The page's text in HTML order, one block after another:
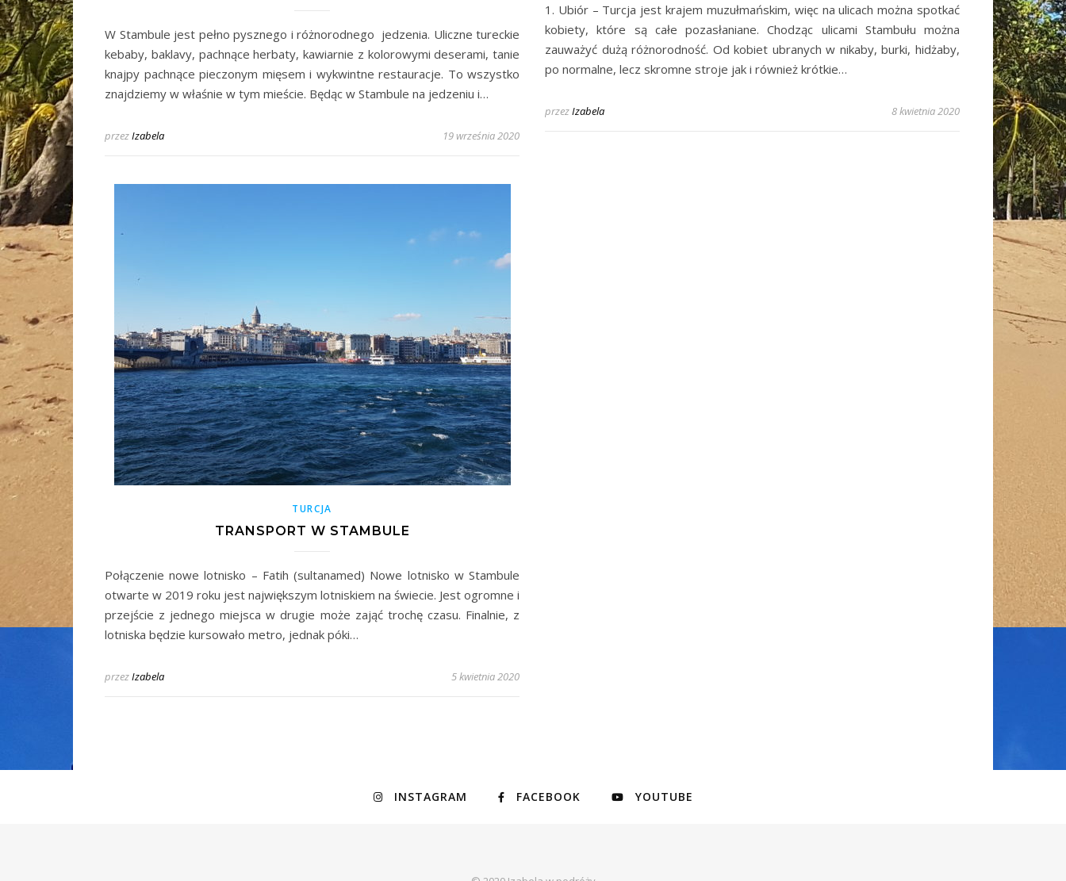
W Stambule jest pełno pysznego i różnorodnego jedzenia. Uliczne tureckie
kebaby, baklavy, pachnące herbaty, kawiarnie z kolorowymi deserami, tanie
knajpy pachnące pieczonym mięsem i wykwintne restauracje. To wszystko
znajdziemy w właśnie w tym mieście. Będąc w Stambule na jedzeniu i…
przezIzabela 19 września 2020
1. Ubiór – Turcja jest krajem muzułmańskim, więc na ulicach można spotkać
kobiety, które są całe pozasłaniane. Chodząc ulicami Stambułu można
zauważyć dużą różnorodność. Od kobiet ubranych w nikaby, burki, hidżaby,
po normalne, lecz skromne stroje jak i również krótkie…
przezIzabela 8 kwietnia 2020
TURCJA
TRANSPORT W STAMBULE
Połączenie nowe lotnisko – Fatih (sultanamed) Nowe lotnisko w Stambule
otwarte w 2019 roku jest największym lotniskiem na świecie. Jest ogromne i
przejście z jednego miejsca w drugie może zająć trochę czasu. Finalnie, z
lotniska będzie kursowało metro, jednak póki…
przezIzabela 5 kwietnia 2020
INSTAGRAM FACEBOOK YOUTUBE